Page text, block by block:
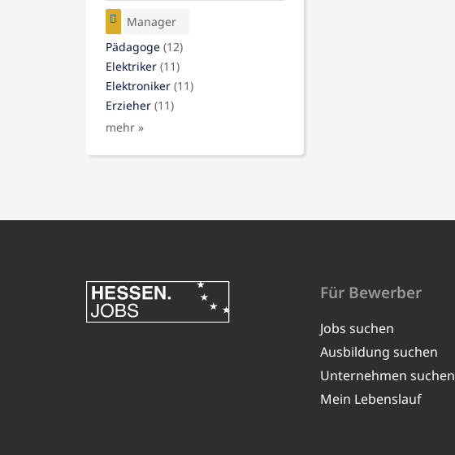
Manager
Pädagoge (12)
Elektriker (11)
Elektroniker (11)
Erzieher (11)
mehr »
Für Bewerber
Jobs suchen
Ausbildung suchen
Unternehmen suchen
Mein Lebenslauf